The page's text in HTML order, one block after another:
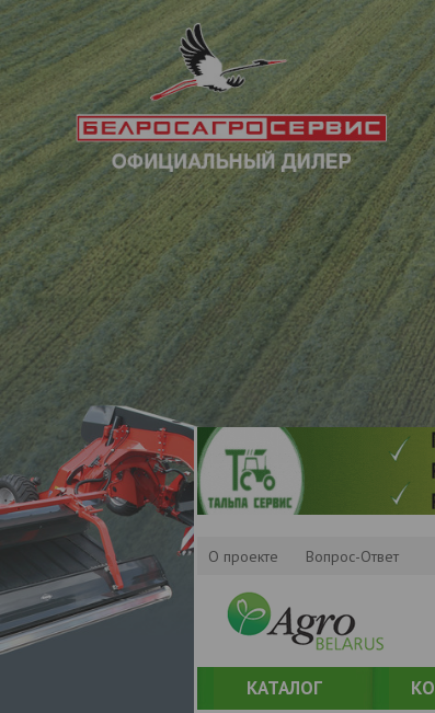
О проекте Вопрос-Ответ
КАТАЛОГ